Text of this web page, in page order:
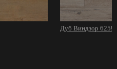
Дуб Виндзор